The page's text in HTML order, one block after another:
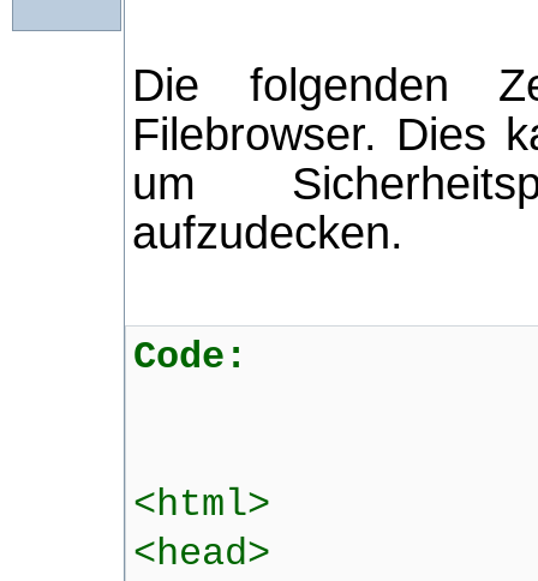
Die folgenden
Filebrowser. Dies
um
aufzudecken.
Code:
<html>
<head>